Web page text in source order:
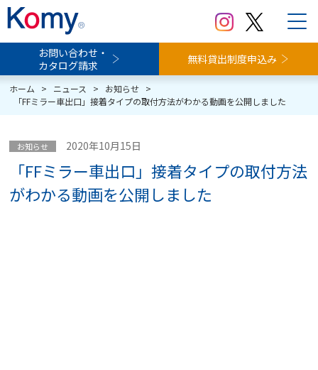
お問い合わせ・
カタログ請求
無料貸出制度申込み
ホーム > ニュース > お知らせ >
「FFミラー車出口」接着タイプの取付方法がわかる動画を公開しました
お知らせ 2020年10月15日
「FFミラー車出口」接着タイプの取付方法
がわかる動画を公開しました